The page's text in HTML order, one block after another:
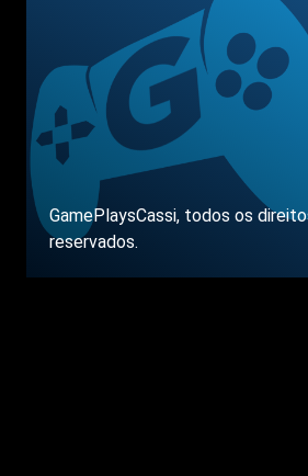
GamePlaysCassi, todos os
reservados.